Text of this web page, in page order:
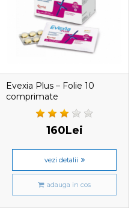
Evexia Plus – Folie 10
comprimate
160Lei
vezi detalii
adauga in cos